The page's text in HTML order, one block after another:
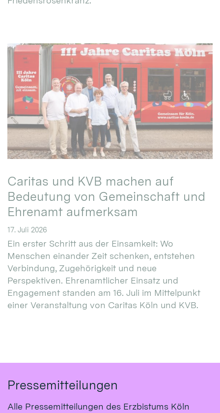
Caritas und KVB machen auf
Bedeutung von Gemeinschaft und
Ehrenamt aufmerksam
17. Juli 2026
Ein erster Schritt aus der Einsamkeit: Wo
Menschen einander Zeit schenken, entstehen
Verbindung, Zugehörigkeit und neue
Perspektiven. Ehrenamtlicher Einsatz und
Engagement standen am 16. Juli im Mittelpunkt
einer Veranstaltung von Caritas Köln und KVB.
Pressemitteilungen
Alle Pressemitteilungen des Erzbistums Köln